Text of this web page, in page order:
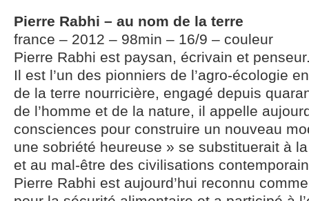
Pierre Rabhi – au nom de la terre
france – 2012 – 98min – 16/9 – couleur
Pierre Rabhi est paysan, écrivain et
Il est l’un des pionniers de l’agro-écologie
de la terre nourricière, engagé depuis
de l’homme et de la nature, il appelle
consciences pour construire un nouveau
une sobriété heureuse » se substituerait à
et au mal-être des civilisations
Pierre Rabhi est aujourd’hui reconnu